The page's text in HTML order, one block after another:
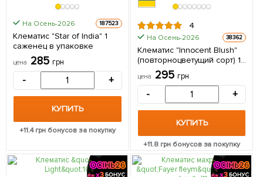
На Осень-2026 187523
Клематис "Star of India" 1
саженец в упаковке
цена 285 грн
- +
КУПИТЬ
+11.4грн бонусов за покупку
4
На Осень-2026 38362
Клематис "Innocent Blush"
(повторноцветущий сорт) 1
саженец в упаковке
цена 295 грн
- +
КУПИТЬ
+11.8грн бонусов за покупку